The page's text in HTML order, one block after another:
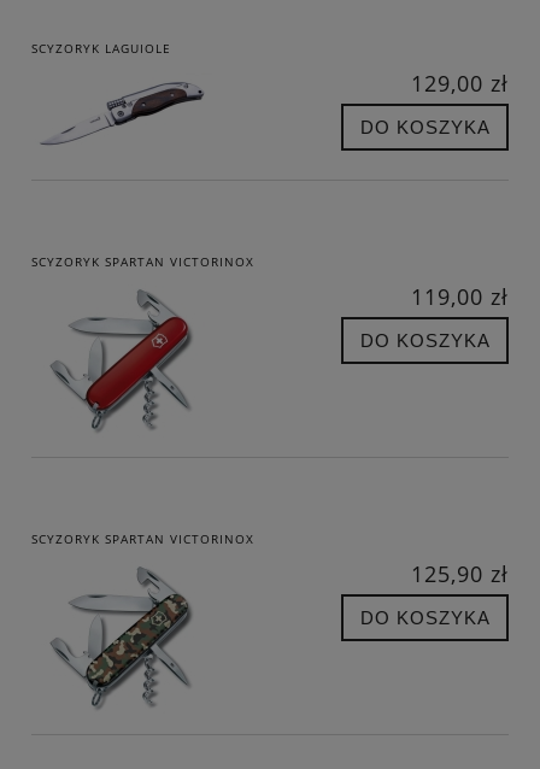
SCYZORYK LAGUIOLE
129,00 zł
DO KOSZYKA
SCYZORYK SPARTAN VICTORINOX
119,00 zł
DO KOSZYKA
SCYZORYK SPARTAN VICTORINOX
125,90 zł
DO KOSZYKA